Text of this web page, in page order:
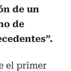
de un
de
el primer